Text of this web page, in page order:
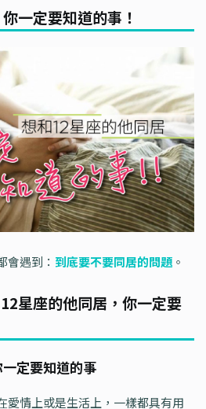
一定要知道的事！
會遇到： 到底要不要同居的問題。
星座的他同居，你一定要
定要知道的事
愛情上或是生活上，一樣都具有用